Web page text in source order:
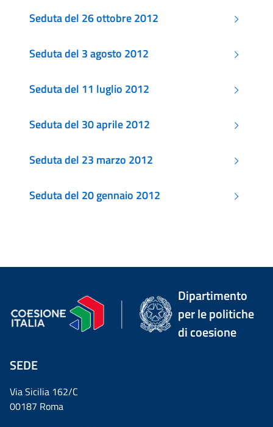
Seduta del 26 ottobre 2012
Seduta del 3 agosto 2012
Seduta del 11 luglio 2012
Seduta del 30 aprile 2012
Seduta del 23 marzo 2012
Seduta del 20 gennaio 2012
Dipartimento
per le politiche
di coesione
SEDE
Via Sicilia 162/C
00187 Roma